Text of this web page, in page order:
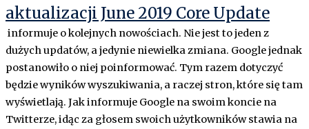
aktualizacji June 2019 Core Update
informuje o kolejnych nowościach. Nie jest to jeden z
dużych updatów, a jedynie niewielka zmiana. Google jednak
postanowiło o niej poinformować. Tym razem dotyczyć
będzie wyników wyszukiwania, a raczej stron, które się tam
wyświetlają. Jak informuje Google na swoim koncie na
Twitterze, idąc za głosem swoich użytkowników stawia na